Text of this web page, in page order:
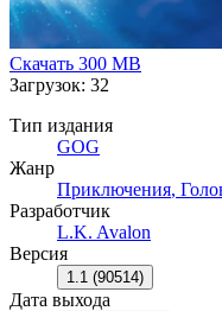
Скачать 300 MB
Загрузок: 32
Тип издания
GOG
Жанр
Приключения,
Разработчик
L.K. Avalon
Версия
1.1 (90514)
Дата выхода